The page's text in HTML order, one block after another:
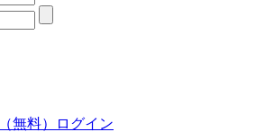
無料） ログイン